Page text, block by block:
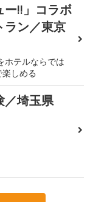
ー!!」コラボ
ラン／東京
ホテルならでは
しめる
／埼玉県